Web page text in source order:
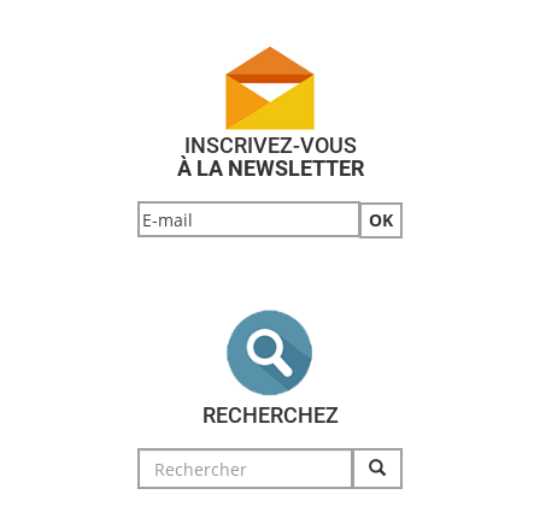
INSCRIVEZ-VOUS
À LA NEWSLETTER
RECHERCHEZ
Search
for: